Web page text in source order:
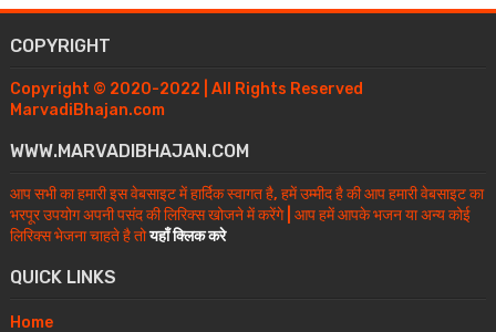
COPYRIGHT
Copyright © 2020-2022 | All Rights Reserved
MarvadiBhajan.com
WWW.MARVADIBHAJAN.COM
आप सभी का हमारी इस वेबसाइट में हार्दिक स्वागत है, हमें उम्मीद है की आप हमारी वेबसाइट का
भरपूर उपयोग अपनी पसंद की लिरिक्स खोजने में करेंगे | आप हमें आपके भजन या अन्य कोई
लिरिक्स भेजना चाहते है तोयहाँ क्लिक करे
QUICK LINKS
Home